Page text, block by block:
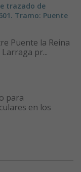
trazado de
Tramo: Puente
Puente la Reina
pr...
para
en los